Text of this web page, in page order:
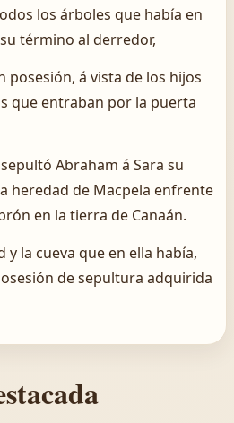
los árboles que había en
término al derredor,
posesión, á vista de los hijos
que entraban por la puerta
Abraham á Sara su
heredad de Macpela enfrente
en la tierra de Canaán.
y la cueva que en ella había,
de sepultura adquirida